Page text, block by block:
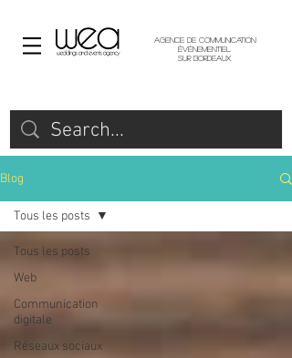
Agence de communication
événementiel
sur Bordeaux
Blog
Tous les posts
Web
Communication
digitale
Réseaux sociaux
Tous les posts